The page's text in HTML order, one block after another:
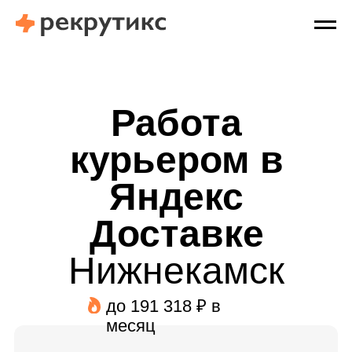
Работа
курьером в
Яндекс
Доставке
Нижнекамск
до 191 318 ₽ в
месяц